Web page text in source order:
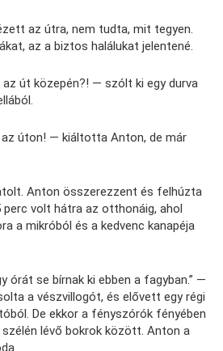
az útra, nem tudta, mit tegyen.
az a biztos halálukat jelentené.
az út közepén?! — szólt ki egy durva
úton! — kiáltotta Anton, de már
Anton összerezzent és felhúzta
perc volt hátra az otthonáig, ahol
a mikróból és a kedvenc kanapéja
órát se bírnak ki ebben a fagyban.” —
a vészvillogót, és elővett egy régi
De ekkor a fényszórók fényében
lévő bokrok között. Anton a